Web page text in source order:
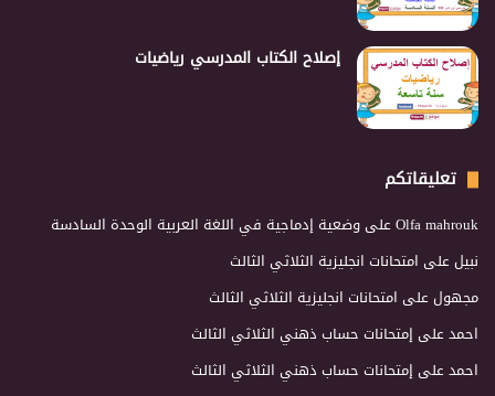
إصلاح الكتاب المدرسي رياضيات
تعليقاتكم
Olfa mahroukعلى وضعية إدماجية في اللغة العربية الوحدة السادسة
نبيلعلى امتحانات انجليزية الثلاثي الثالث
مجهولعلى امتحانات انجليزية الثلاثي الثالث
احمدعلى إمتحانات حساب ذهني الثلاثي الثالث
احمدعلى إمتحانات حساب ذهني الثلاثي الثالث